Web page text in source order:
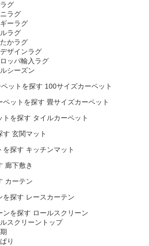
グ
ラグ
ーラグ
ラグ
かラグ
ザインラグ
ッパ輸入ラグ
シーズン
100サイズカーペット
畳サイズカーペット
タイルカーペット
玄関マット
キッチンマット
廊下敷き
カーテン
レースカーテン
ロールスクリーン
スクリーントップ
り